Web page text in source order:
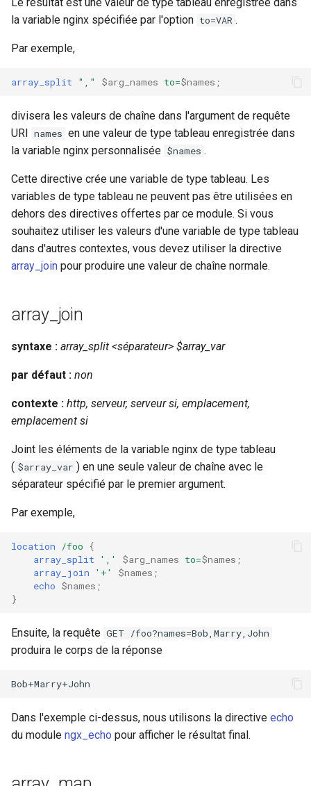
jump-consistent-hash
kafka
libr3
limit-rate
limit-traffic
lock
logger-socket
macaroons
mail
maxminddb
memcached
mlcache
multiplexer
mysql
newrelic
la variable nginx spécifiée par l'option to=VAR .
Par exemple,
array_split "," $arg_names to=$names ;
divisera les valeurs de chaîne dans l'argument de requête
URI names en une valeur de type tableau enregistrée dans
la variable nginx personnalisée $names .
Cette directive crée une variable de type tableau. Les
variables de type tableau ne peuvent pas être utilisées en
dehors des directives offertes par ce module. Si vous
souhaitez utiliser les valeurs d'une variable de type tableau
dans d'autres contextes, vous devez utiliser la directive
array_join pour produire une valeur de chaîne normale.
array_join
syntaxe : array_split <séparateur> $array_var
par défaut : non
contexte : http, serveur, serveur si, emplacement,
emplacement si
Joint les éléments de la variable nginx de type tableau
( $array_var ) en une seule valeur de chaîne avec le
séparateur spécifié par le premier argument.
Par exemple,
location /foo
{
array_split
',' $arg_names to=$names ;
array_join
'+' $names ;
echo $names ;
}
Ensuite, la requête GET /foo?names=Bob,Marry,John
produira le corps de la réponse
Dans l'exemple ci-dessus, nous utilisons la directive echo
du module ngx_echo pour afficher le résultat final.